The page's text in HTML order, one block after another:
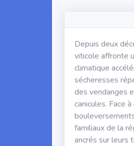
Depuis deux
viticole affronte
climatique
sécheresses
des vendanges
canicules. Face à
familiaux de la
ancrés sur leurs